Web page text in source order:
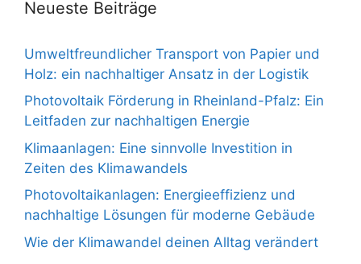
Neueste Beiträge
Umweltfreundlicher Transport von Papier und
Holz: ein nachhaltiger Ansatz in der Logistik
Photovoltaik Förderung in Rheinland-Pfalz: Ein
Leitfaden zur nachhaltigen Energie
Klimaanlagen: Eine sinnvolle Investition in
Zeiten des Klimawandels
Photovoltaikanlagen: Energieeffizienz und
nachhaltige Lösungen für moderne Gebäude
Wie der Klimawandel deinen Alltag verändert